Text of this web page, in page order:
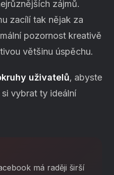
zájmů.
zacílí tak nějak za
pozornost kreativě
většinu úspěchu.
uživatelů, abyste
vybrat ty ideální
má raději širší